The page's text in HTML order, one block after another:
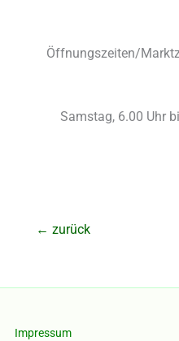
Öffnungszeiten/
Samstag, 6.00 Uhr
← zurück
Impressum